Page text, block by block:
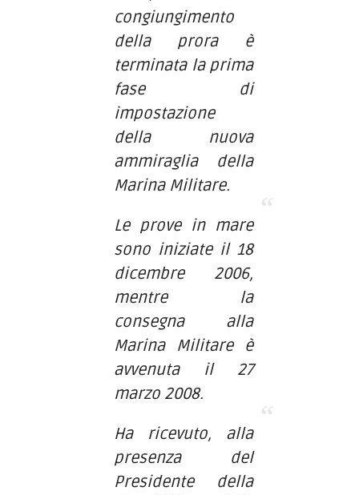
congiungimento
della prora è
terminata la prima
fase di
impostazione
della nuova
ammiraglia della
Marina Militare.
Le prove in mare
sono iniziate il 18
dicembre 2006,
mentre la
consegna alla
Marina Militare è
avvenuta il 27
marzo 2008.
Ha ricevuto, alla
presenza del
Presidente della